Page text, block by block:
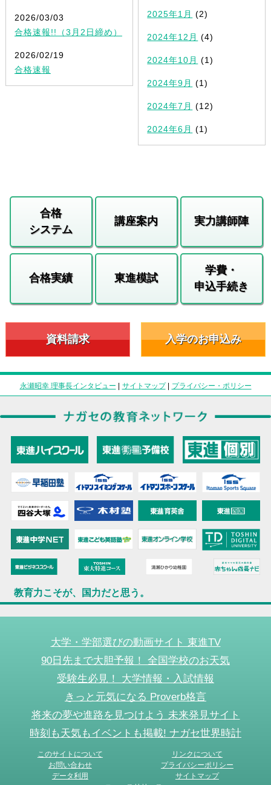
2026/03/03
合格速報!!（3月2日締め）
2026/02/19
合格速報
2025年1月 (2)
2024年12月 (4)
2024年10月 (1)
2024年9月 (1)
2024年7月 (12)
2024年6月 (1)
合格
システム
講座案内 実力講師陣
合格実績 東進模試
学費・
申込手続き
資料請求 入学のお申込み
永瀬昭幸 理事長インタビュー | サイトマップ| プライバシー・ポリシー
教育力こそが、国力だと思う。
大学・学部選びの動画サイト 東進TV
90日先まで大胆予報！ 全国学校のお天気
受験生必見！ 大学情報・入試情報
きっと元気になる Proverb格言
将来の夢や進路を見つけよう 未来発見サイト
時刻も天気もイベントも掲載! ナガセ世界時計
このサイトについて
リンクについて
お問い合わせ
プライバシーポリシー
データ利用
サイトマップ